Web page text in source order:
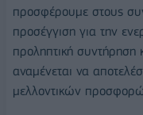
προσφέρουμε στους
προσέγγιση για την
προληπτική συντήρηση
αναμένεται να
μελλοντικών